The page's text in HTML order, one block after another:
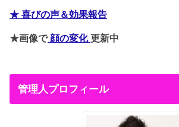
★ 喜びの声＆効果報告
★画像で顔の変化更新中
管理人プロフィール